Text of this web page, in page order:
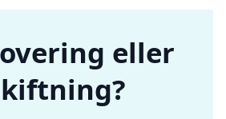
eller